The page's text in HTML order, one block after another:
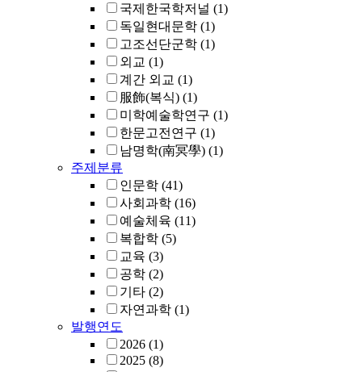
국제한국학저널 (1)
독일현대문학 (1)
고조선단군학 (1)
외교 (1)
계간 외교 (1)
服飾(복식) (1)
미학예술학연구 (1)
한문고전연구 (1)
남명학(南冥學) (1)
주제분류
인문학 (41)
사회과학 (16)
예술체육 (11)
복합학 (5)
교육 (3)
공학 (2)
기타 (2)
자연과학 (1)
발행연도
2026 (1)
2025 (8)